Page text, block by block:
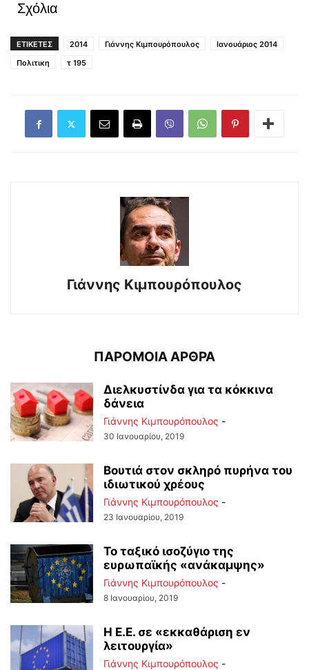
Σχόλια
ΕΤΙΚΕΤΕΣ 2014 Γιάννης Κιμπουρόπουλος
Ιανουάριος 2014
Πολιτικη
τ 195
Γιάννης Κιμπουρόπουλος
ΠΑΡΟΜΟΙΑ ΑΡΘΡΑ
Διελκυστίνδα για τα κόκκινα
δάνεια
Γιάννης Κιμπουρόπουλος -
30 Ιανουαρίου, 2019
Βουτιά στον σκληρό πυρήνα του
ιδιωτικού χρέους
Γιάννης Κιμπουρόπουλος -
23 Ιανουαρίου, 2019
Το ταξικό ισοζύγιο της
ευρωπαϊκής «ανάκαμψης»
Γιάννης Κιμπουρόπουλος -
8 Ιανουαρίου, 2019
Η Ε.Ε. σε «εκκαθάριση εν
λειτουργία»
Γιάννης Κιμπουρόπουλος -